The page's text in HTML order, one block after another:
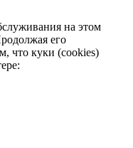
на этом
его
что куки (cookies)